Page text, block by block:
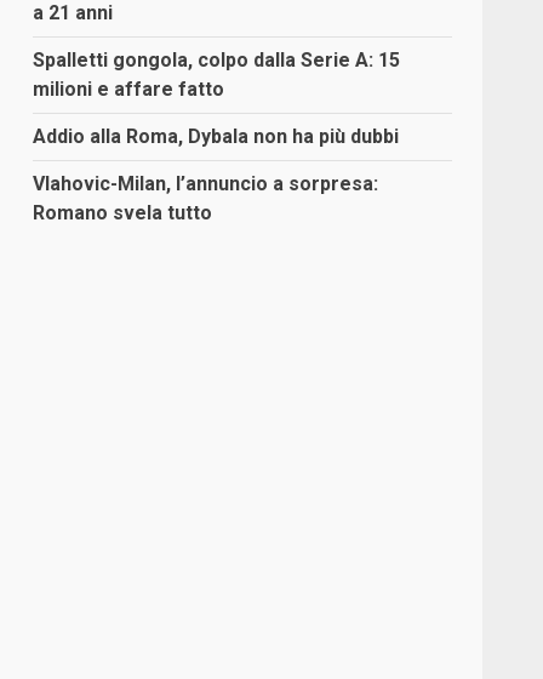
a 21 anni
Spalletti gongola, colpo dalla Serie A: 15
milioni e affare fatto
Addio alla Roma, Dybala non ha più dubbi
Vlahovic-Milan, l’annuncio a sorpresa:
Romano svela tutto